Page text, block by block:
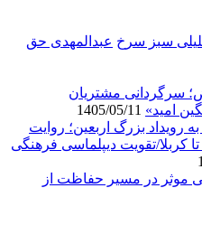
سبز سرخ عبدالمهدی حق
سرگردانی مشتریان
امید»
رویداد بزرگ اربعین؛ روایت
کربلا/تقویت دیپلماسی فرهنگی
موثر در مسیر حفاظت از